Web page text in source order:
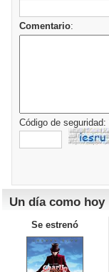
Comentario:
Código de seguridad:
Un día como hoy
Se estrenó